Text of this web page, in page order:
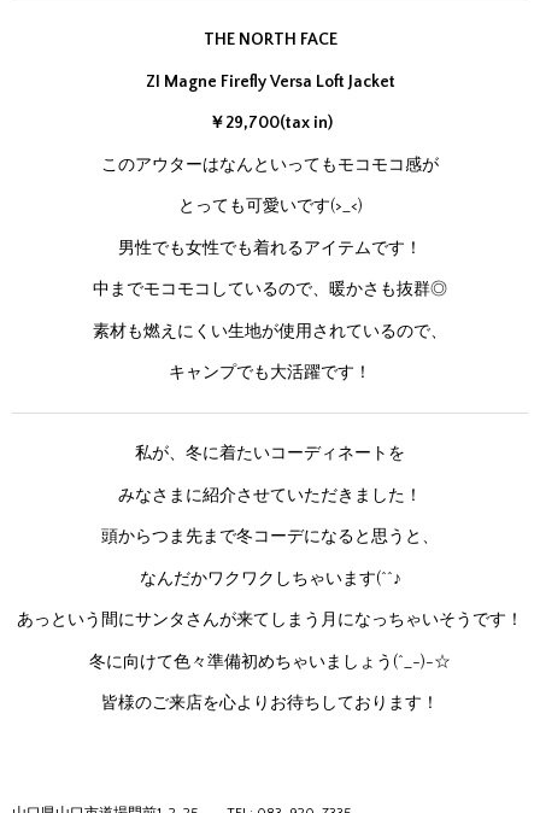
THE NORTH FACE
ZI Magne Firefly Versa Loft Jacket
￥29,700(tax in)
このアウターはなんといってもモコモコ感が
とっても可愛いです(>_<)
男性でも女性でも着れるアイテムです！
中までモコモコしているので、暖かさも抜群◎
素材も燃えにくい生地が使用されているので、
キャンプでも大活躍です！
私が、冬に着たいコーディネートを
みなさまに紹介させていただきました！
頭からつま先まで冬コーデになると思うと、
なんだかワクワクしちゃいます(^^♪
あっという間にサンタさんが来てしまう月になっちゃいそうです！
冬に向けて色々準備初めちゃいましょう(^_-)-☆
皆様のご来店を心よりお待ちしております！